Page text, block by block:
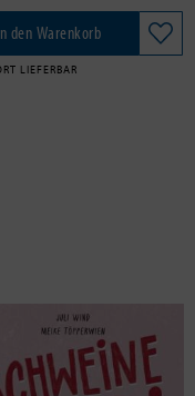
In den Warenkorb
LIEFERBAR